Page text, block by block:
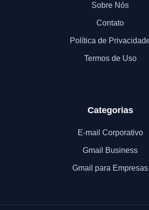
Sobre Nós
Contato
Política de
Termos de Uso
Categorias
E-mail Corporativo
Gmail Business
Gmail para Empresas